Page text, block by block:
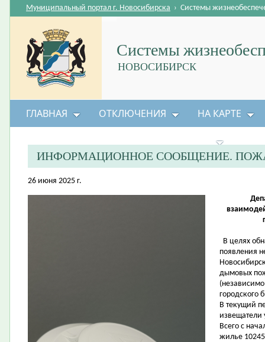
Системы
НОВОСИБИРСК
Муниципальный портал г. Новосибирска › Системы
ГЛАВНАЯ ОТКЛЮЧЕНИЯ НА КАРТЕ
ИНФОРМАЦИОННОЕ СООБЩЕНИЕ.
26 июня 2025 г.
В целях
появления
дымовых
городского
В текущий
извещатели
Всего с
жилье